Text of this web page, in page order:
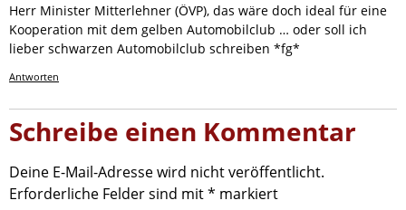
Herr Minister Mitterlehner (ÖVP), das wäre doch ideal für eine
Kooperation mit dem gelben Automobilclub … oder soll ich
lieber schwarzen Automobilclub schreiben *fg*
Antworten
Schreibe einen Kommentar
Deine E-Mail-Adresse wird nicht veröffentlicht.
Erforderliche Felder sind mit* markiert